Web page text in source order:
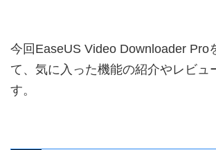
今回EaseUS Video Downloader Pro
て、気に入った機能の紹介やレビュ
す。